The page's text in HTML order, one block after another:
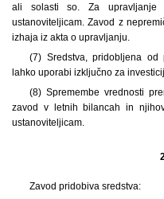
ali solasti so. Za upravljanje
ustanoviteljicam. Zavod z
izhaja iz akta o upravljanju.
(7) Sredstva, pridobljena od
lahko uporabi izključno za
(8) Spremembe vrednosti
zavod v letnih bilancah in
ustanoviteljicam.
Zavod pridobiva sredstva: